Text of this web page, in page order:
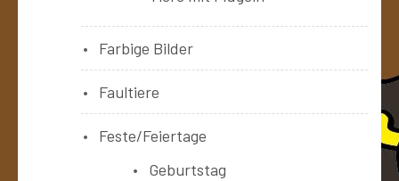
Farbige Bilder
Faultiere
Feste/Feiertage
Geburtstag